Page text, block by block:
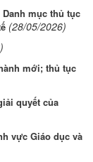
Danh mục thủ tục
(28/05/2026)
mới; thủ tục
quyết của
vực Giáo dục và